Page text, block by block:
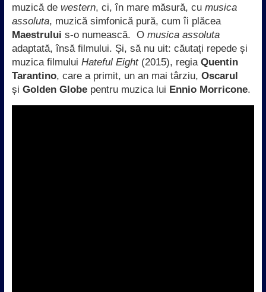
muzică de western, ci, în mare măsură, cu musica
assoluta, muzică simfonică pură, cum îi plăcea
Maestrului s-o numească. O musica assoluta
adaptată, însă filmului. Și, să nu uit: căutați repede și
muzica filmului Hateful Eight(2015), regia Quentin
Tarantino, care a primit, un an mai târziu, Oscarul
și Golden Globepentru muzica lui Ennio Morricone.